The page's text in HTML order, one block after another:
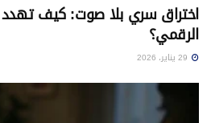
الرقمي؟